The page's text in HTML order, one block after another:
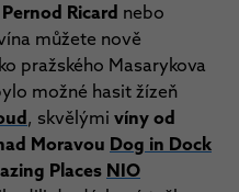
Ricard nebo
můžete nově
pražského Masarykova
možné hasit žízeň
, skvělými víny od
Moravou Dog in Dock
Places NIO